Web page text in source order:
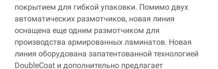
покрытием для гибкой упаковки. Помимо двух
автоматических размотчиков, новая линия
оснащена еще одним размотчиком для
производства армированных ламинатов. Новая
линия оборудована запатентованной технологией
DoubleCoat и дополнительно предлагает